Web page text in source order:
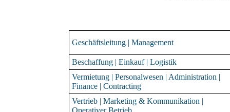
Geschäftsleitung | Management
Beschaffung | Einkauf | Logistik
Vermietung | Personalwesen | Administration |
Finance | Contracting
Vertrieb | Marketing & Kommunikation |